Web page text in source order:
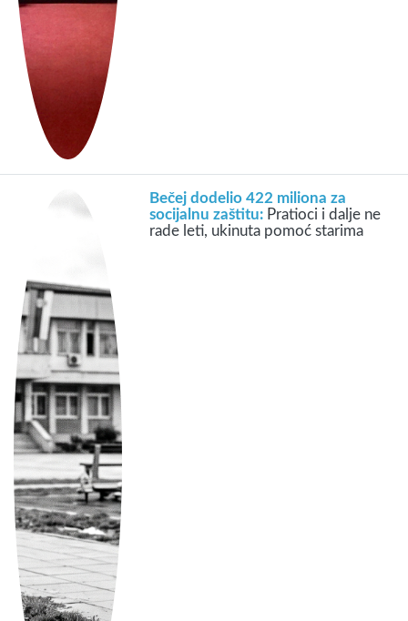
Bečej dodelio 422 miliona za
socijalnu zaštitu: Pratioci i dalje ne
rade leti, ukinuta pomoć starima